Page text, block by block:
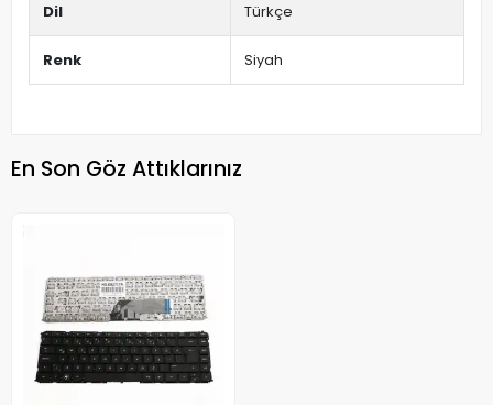
Dil Türkçe
Renk Siyah
En Son Göz Attıklarınız